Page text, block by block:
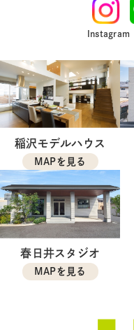
Instagram
稲沢モデルハウス
MAPを見る
春日井スタジオ
MAPを見る